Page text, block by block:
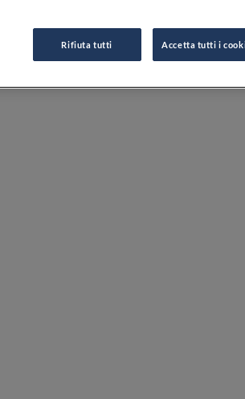
Rifiuta tutti Accetta tutti i